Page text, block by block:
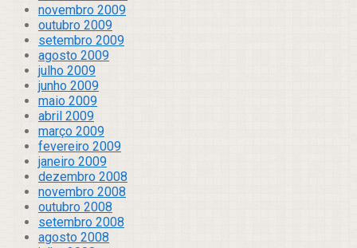
novembro 2009
outubro 2009
setembro 2009
agosto 2009
julho 2009
junho 2009
maio 2009
abril 2009
março 2009
fevereiro 2009
janeiro 2009
dezembro 2008
novembro 2008
outubro 2008
setembro 2008
agosto 2008